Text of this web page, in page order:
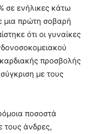
σε ενήλικες κάτω
μια πρώτη σοβαρή
ότι οι γυναίκες
προσβολής
με τους
ποσοστά
τους άνδρες,